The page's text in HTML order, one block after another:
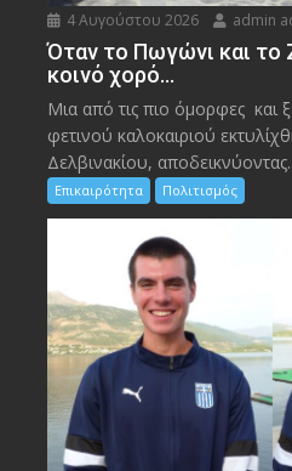
4 Αυγούστου 2026 admin
Όταν το Πωγώνι και το
κοινό χορό…
Μια από τις πιο όμορφες και
φετινού καλοκαιριού
Δελβινακίου,
Επικαιρότητα Πολιτισμός